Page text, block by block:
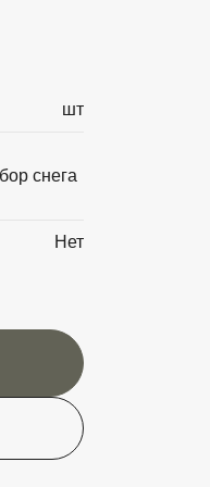
шт
снега
Нет